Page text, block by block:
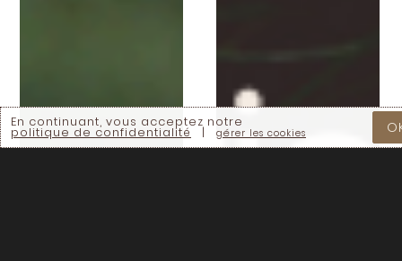
En continuant, vous acceptez notre
politique de confidentialité | gérer les cookies